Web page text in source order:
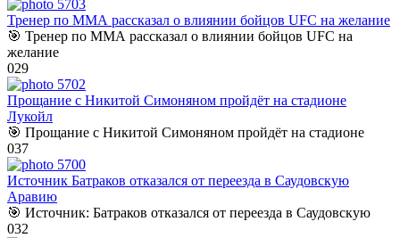
Тренер по ММА рассказал о влиянии бойцов UFC на желание
🎯 Тренер по ММА рассказал о влиянии бойцов UFC на
желание
029
Прощание с Никитой Симоняном пройдёт на стадионе
Лукойл
🎯 Прощание с Никитой Симоняном пройдёт на стадионе
037
Источник Батраков отказался от переезда в Саудовскую
Аравию
🎯 Источник: Батраков отказался от переезда в Саудовскую
032